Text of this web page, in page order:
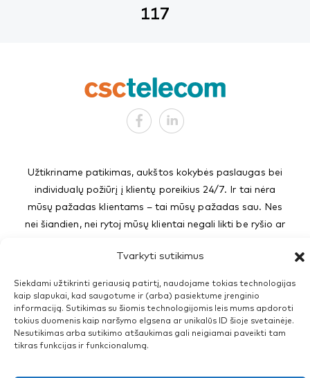
Tvarkyti sutikimus
Siekdami užtikrinti geriausią patirtį, naudojame tokias technologijas
kaip slapukai, kad saugotume ir (arba) pasiektume įrenginio
informaciją. Sutikimas su šiomis technologijomis leis mums apdoroti
tokius duomenis kaip naršymo elgsena ar unikalūs ID šioje svetainėje.
Nesutikimas arba sutikimo atšaukimas gali neigiamai paveikti tam
tikras funkcijas ir funkcionalumą.
117
Užtikriname patikimas, aukštos kokybės paslaugas bei
individualų požiūrį į klientų poreikius 24/7. Ir tai nėra
mūsų pažadas klientams – tai mūsų pažadas sau. Nes
nei šiandien, nei rytoj mūsų klientai negali likti be ryšio ar
© 2026 CSC TELECOM
Verslui
CSC Telecom